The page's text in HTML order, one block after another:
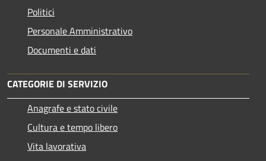
Politici
Personale Amministrativo
Documenti e dati
CATEGORIE DI SERVIZIO
Anagrafe e stato civile
Cultura e tempo libero
Vita lavorativa